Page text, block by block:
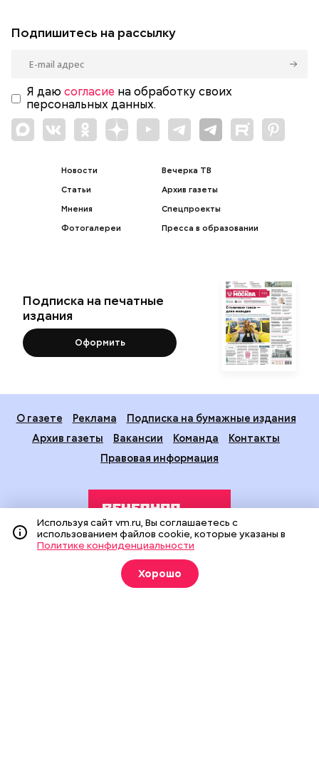
Подпишитесь на рассылку
Я даю согласие на обработку своих
персональных данных.
Новости
Статьи
Мнения
Фотогалереи
Вечерка ТВ
Архив газеты
Спецпроекты
Пресса в образовании
Подписка на печатные
издания
Оформить
О газете Реклама
Подписка на бумажные издания
Архив газеты
Вакансии Команда
Контакты
Правовая информация
Издание создано при финансовой поддержке Департамента
средств массовой информации и рекламы города Москвы.
На сайте применяются рекомендательные технологии
Используя сайт vm.ru, Вы соглашаетесь с
использованием файлов cookie, которые указаны в
Политике конфиденциальности
Хорошо